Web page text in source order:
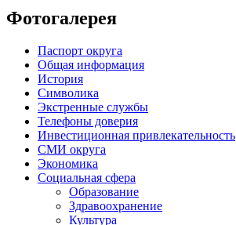
Фотогалерея
Паспорт округа
Общая информация
История
Символика
Экстренные службы
Телефоны доверия
Инвестиционная привлекательность
СМИ округа
Экономика
Социальная сфера
Образование
Здравоохранение
Культура